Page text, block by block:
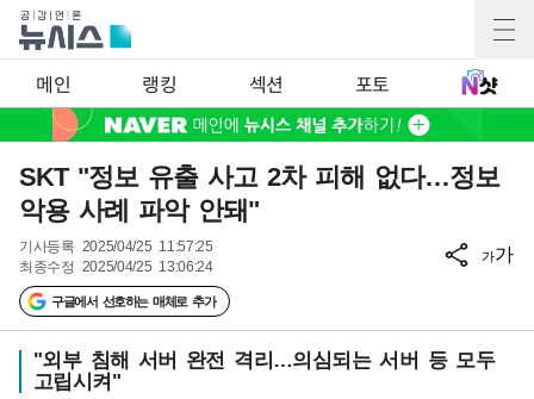
메인 랭킹 섹션 포토
SKT "정보 유출 사고 2차 피해 없다…정보
악용 사례 파악 안돼"
기사등록 2025/04/25 11:57:25
최종수정 2025/04/25 13:06:24
구글에서 선호하는 매체로 추가
가가
"외부 침해 서버 완전 격리…의심되는 서버 등 모두
고립시켜"